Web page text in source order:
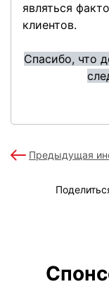
являться
клиентов.
Спасибо, что
Предыдущая